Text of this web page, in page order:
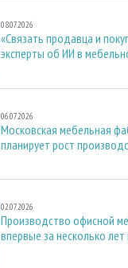
08.07.2026
«Связать продавца и
эксперты об ИИ в
06.07.2026
Московская мебельная
планирует рост
02.07.2026
Производство офисной
впервые за несколько